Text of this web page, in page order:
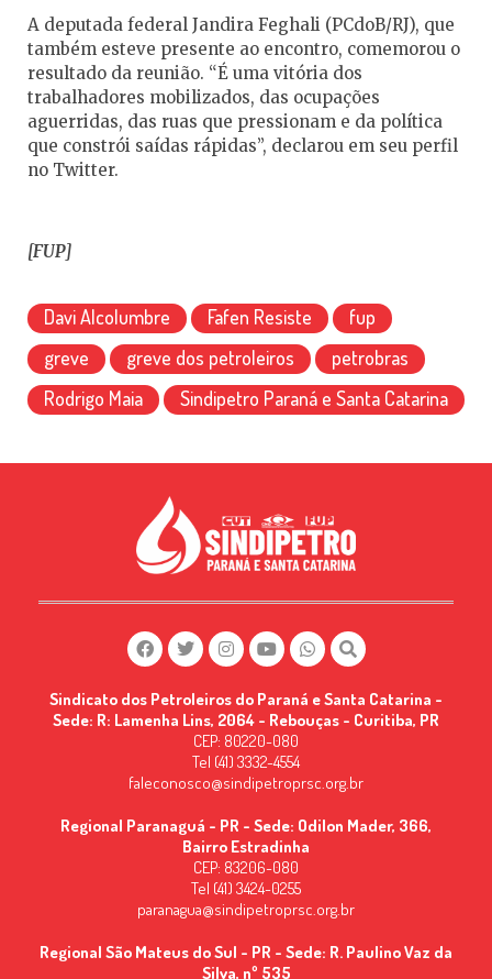
A deputada federal Jandira Feghali (PCdoB/RJ), que
também esteve presente ao encontro, comemorou o
resultado da reunião. “É uma vitória dos
trabalhadores mobilizados, das ocupações
aguerridas, das ruas que pressionam e da política
que constrói saídas rápidas”, declarou em seu perfil
no Twitter.
[FUP]
Davi Alcolumbre Fafen Resiste
fup
greve
greve dos petroleiros
petrobras
Rodrigo Maia
Sindipetro Paraná e Santa Catarina
Sindicato dos Petroleiros do Paraná e Santa Catarina -
Sede: R: Lamenha Lins, 2064 - Rebouças - Curitiba, PR
CEP: 80220-080
Tel (41) 3332-4554
faleconosco@sindipetroprsc.org.br
Regional Paranaguá - PR - Sede: Odilon Mader, 366,
Bairro Estradinha
CEP: 83206-080
Tel (41) 3424-0255
paranagua@sindipetroprsc.org.br
Regional São Mateus do Sul - PR - Sede: R. Paulino Vaz da
Silva, nº 535